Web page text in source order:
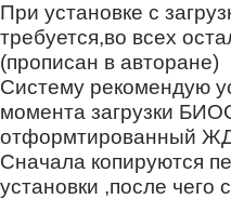
При установке с
требуется,во всех
(прописан в авторане)
Систему рекомендую
момента загрузки
отформтированный
Сначала копируются
установки ,после чего